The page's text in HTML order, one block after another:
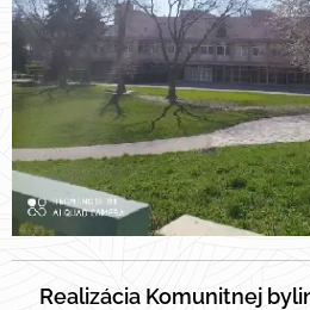
Realizácia Komunitnej